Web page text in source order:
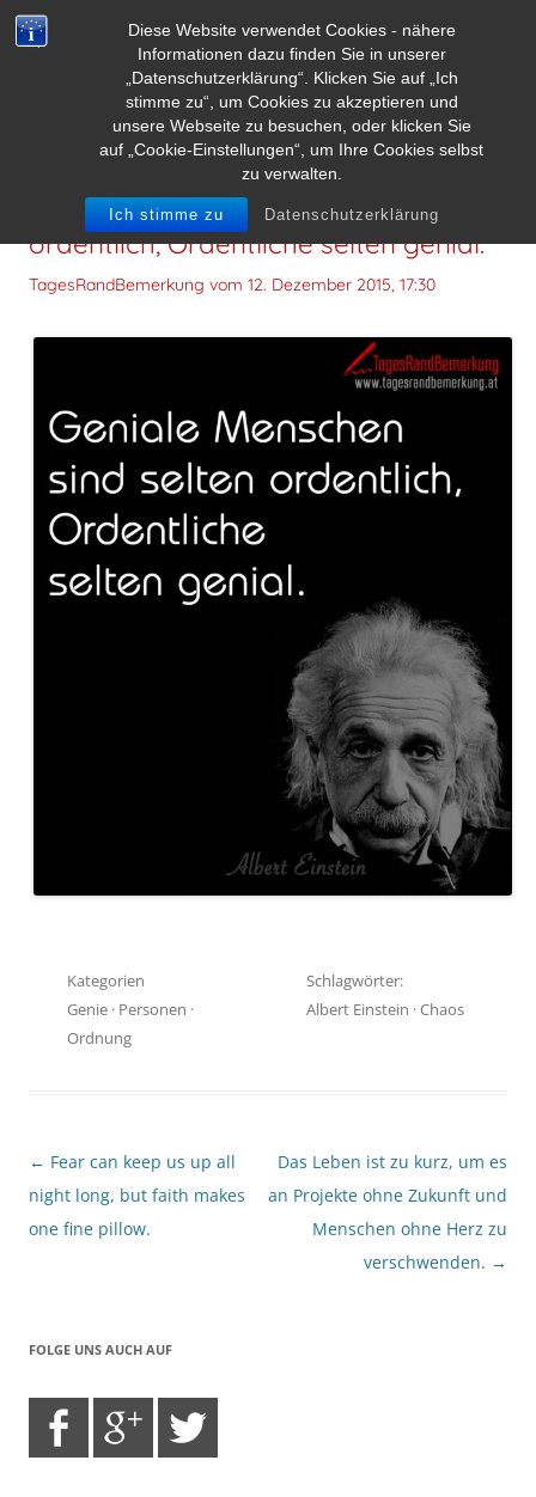
Diese Website verwendet Cookies - nähere
Informationen dazu finden Sie in unserer
„Datenschutzerklärung“. Klicken Sie auf „Ich
stimme zu“, um Cookies zu akzeptieren und
unsere Webseite zu besuchen, oder klicken Sie
auf „Cookie-Einstellungen“, um Ihre Cookies selbst
zu verwalten.
Ich stimme zu Datenschutzerklärung
Geniale Menschen sind selten
ordentlich, Ordentliche selten genial.
TagesRandBemerkung vom 12. Dezember 2015, 17:30
Kategorien
Genie · Personen ·
Ordnung
Schlagwörter:
Albert Einstein ·Chaos
Beitragsnavigation
← Fear can keep us up all
night long, but faith makes
one fine pillow.
Das Leben ist zu kurz, um es
an Projekte ohne Zukunft und
Menschen ohne Herz zu
verschwenden. →
FOLGE UNS AUCH AUF